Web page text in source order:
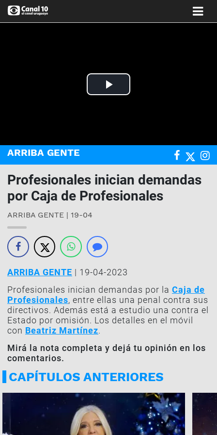
Play
ARRIBA GENTE
Profesionales inician demandas
por Caja de Profesionales
ARRIBA GENTE | 19-04
ARRIBA GENTE | 19-04-2023
Profesionales inician demandas por la Caja de
Profesionales, entre ellas una penal contra sus
directivos. Además está a estudio una contra el
Estado por omisión. Los detalles en el móvil
con Beatriz Martínez.
Mirá la nota completa y dejá tu opinión en los
comentarios.
CAPÍTULOS ANTERIORES